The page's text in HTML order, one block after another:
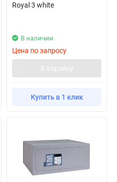
Royal 3 white
В наличии
Цена по запросу
В корзину
Купить в 1 клик